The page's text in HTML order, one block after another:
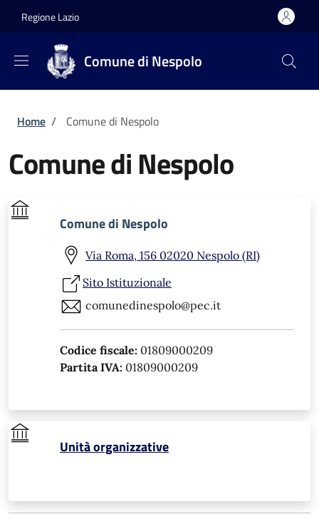
Regione Lazio
Comune di Nespolo
Briciole di pane
Home / Comune di Nespolo
Comune di Nespolo
Comune di Nespolo
Via Roma, 156 02020 Nespolo (RI)
Sito Istituzionale
comunedinespolo@pec.it
Codice fiscale: 01809000209
Partita IVA: 01809000209
Unità organizzative